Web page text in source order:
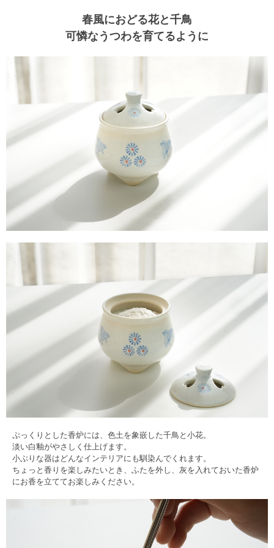
春風におどる花と千鳥
可憐なうつわを育てるように
ぷっくりとした香炉には、色土を象嵌した千鳥と小花。
淡い白釉がやさしく仕上げます。
小ぶりな器はどんなインテリアにも馴染んでくれます。
ちょっと香りを楽しみたいとき、ふたを外し、灰を入れておいた香炉
にお香を立ててお楽しみください。